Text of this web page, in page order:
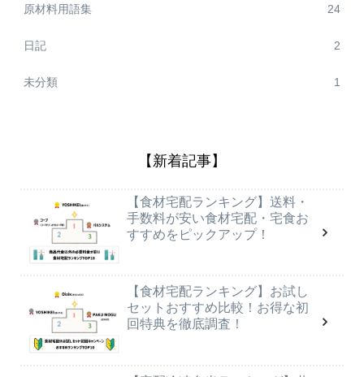
原材料用語集 24
日記 2
未分類 1
【新着記事】
【食材宅配ランキング】送料・
手数料が安い食材宅配・宅食お
すすめをピックアップ！
【食材宅配ランキング】お試し
セットおすすめ比較！お得な初
回特典を徹底調査！